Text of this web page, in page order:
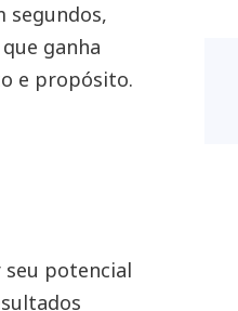
segundos,
ganha
e propósito.
potencial